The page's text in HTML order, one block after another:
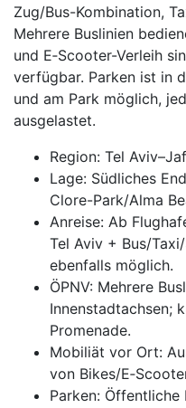
Zug/Bus-Kombination,
Mehrere Buslinien
und E‑Scooter-Verleih
verfügbar. Parken ist in
und am Park möglich,
ausgelastet.
Region: Tel
Lage: Südliches
Clore-Park/Alma
Anreise: Ab
Tel Aviv + Bus/
ebenfalls möglich.
ÖPNV: Mehrere
Innenstadtachsen;
Promenade.
Mobiliät vor Ort:
von Bikes/
Parken: